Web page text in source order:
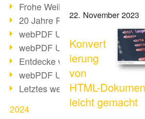
Frohe Weihnachten & Auszeit
20 Jahre PDF/A
webPDF Update 10.0.3
webPDF Update 10.0.2
Entdecke webPDF 10
webPDF Update 9.0.0.3655
Letztes webPDF 8 Update
2024
22. November 2023
Konvert
ierung
von
HTML-
leicht gemacht